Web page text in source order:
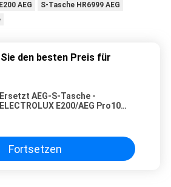
AEG
S-Tasche HR6999 AEG
den besten Preis für
Ersetzt AEG-S-Tasche -
ELECTROLUX E200/AEG Pro10
Fortsetzen